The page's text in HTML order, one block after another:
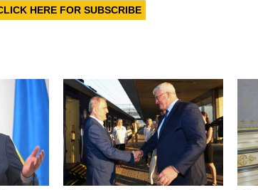
HERE FOR SUBSCRIBE